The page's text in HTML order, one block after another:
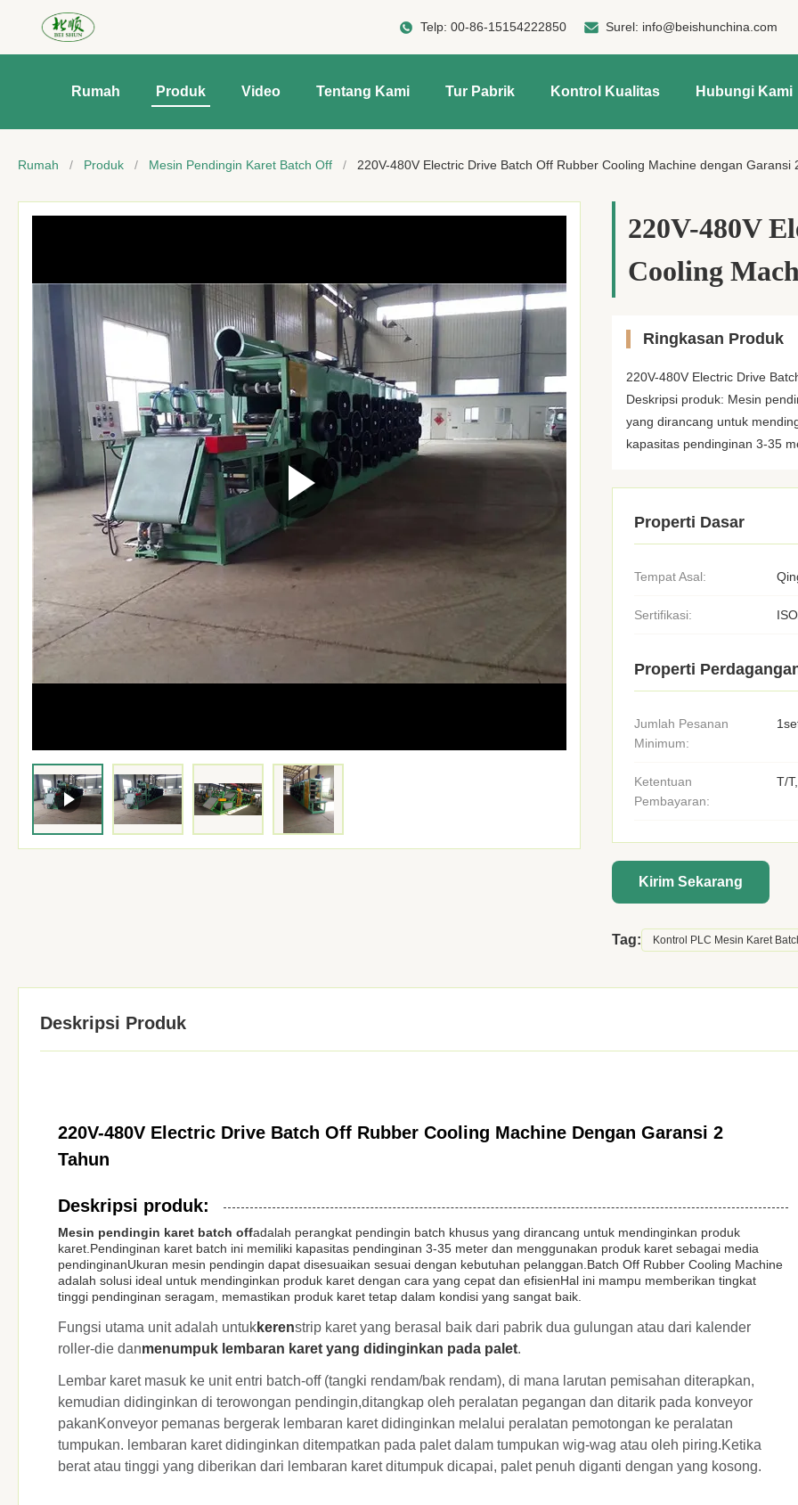
Telp: 00-86-15154222850 Surel: info@beishunchina.com
Rumah Produk Video Tentang Kami Tur Pabrik Kontrol Kualitas Hubungi Kami
Rumah / Produk / Mesin Pendingin Karet Batch Off / 220V-480V Electric Drive Batch Off Rubber Cooling Machine dengan Garansi
220V-480V
Cooling
Ringkasan Produk
220V-480V Electric Drive
Deskripsi produk: Mesin
yang dirancang untuk
kapasitas pendinginan 3-35
Properti Dasar
Tempat Asal:
Sertifikasi:
Properti
Jumlah Pesanan
Minimum:
Ketentuan
Pembayaran:
T/
Kirim Sekarang
Tag: Kontrol PLC Mesin Karet
Deskripsi Produk
220V-480V Electric Drive Batch Off Rubber Cooling Machine Dengan Garansi 2
Tahun
Deskripsi produk:
Mesin pendingin karet batch offadalah perangkat pendingin batch khusus yang dirancang untuk mendinginkan produk
karet.Pendinginan karet batch ini memiliki kapasitas pendinginan 3-35 meter dan menggunakan produk karet sebagai media
pendinginanUkuran mesin pendingin dapat disesuaikan sesuai dengan kebutuhan pelanggan.Batch Off Rubber Cooling Machine
adalah solusi ideal untuk mendinginkan produk karet dengan cara yang cepat dan efisienHal ini mampu memberikan tingkat
tinggi pendinginan seragam, memastikan produk karet tetap dalam kondisi yang sangat baik.
Fungsi utama unit adalah untukkerenstrip karet yang berasal baik dari pabrik dua gulungan atau dari kalender
roller-die danmenumpuk lembaran karet yang didinginkan pada palet.
Lembar karet masuk ke unit entri batch-off (tangki rendam/bak rendam), di mana larutan pemisahan diterapkan,
kemudian didinginkan di terowongan pendingin,ditangkap oleh peralatan pegangan dan ditarik pada konveyor
pakanKonveyor pemanas bergerak lembaran karet didinginkan melalui peralatan pemotongan ke peralatan
tumpukan. lembaran karet didinginkan ditempatkan pada palet dalam tumpukan wig-wag atau oleh piring.Ketika
berat atau tinggi yang diberikan dari lembaran karet ditumpuk dicapai, palet penuh diganti dengan yang kosong.